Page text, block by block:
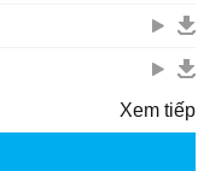
Xem tiếp